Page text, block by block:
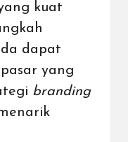
kuat
dapat
yang
branding